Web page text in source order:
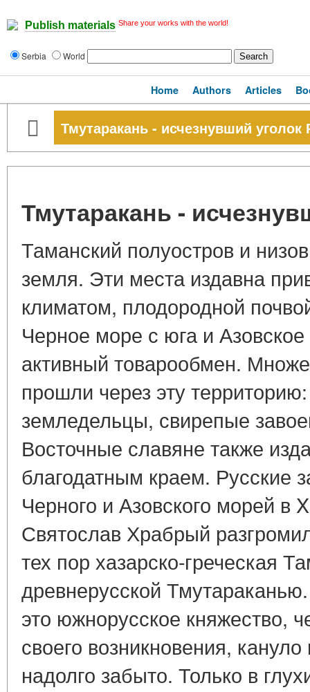
Publish materials Share your works with the world!
Serbia World
Home Authors Articles
Тмутаракань - исчезнувший уголок
Тмутаракань -
Таманский полуостров и
земля. Эти места издавна
климатом, плодородной
Черное море с юга и
активный товарообмен.
прошли через эту
земледельцы, свирепые
Восточные славяне также
благодатным краем. Русские
Черного и Азовского морей в
Святослав Храбрый
тех пор хазарско-греческая
древнерусской
это южнорусское княжество,
своего возникновения,
надолго забыто. Только в